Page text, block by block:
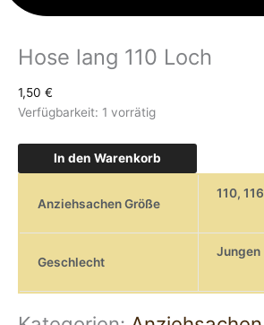
Hose lang 110 Loch
1,50 €
Verfügbarkeit: 1 vorrätig
In den Warenkorb
Anziehsachen Größe
110, 116
Geschlecht
Jungen